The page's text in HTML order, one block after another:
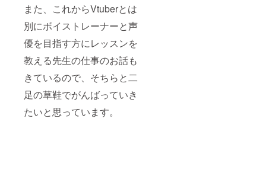
また、これからVtuberとは
別にボイストレーナーと声
優を目指す方にレッスンを
教える先生の仕事のお話も
きているので、そちらと二
足の草鞋でがんばっていき
たいと思っています。